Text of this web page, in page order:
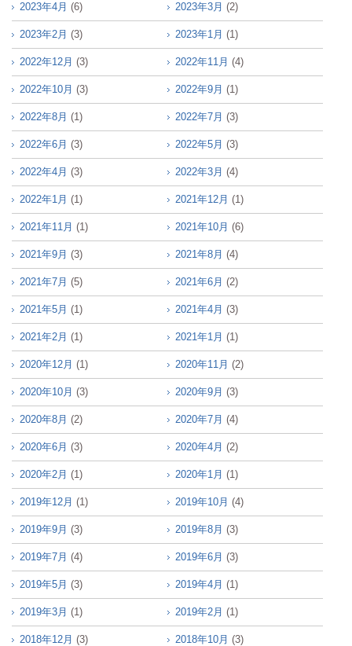
2023年4月 (6) 2023年3月 (2)
2023年2月 (3) 2023年1月 (1)
2022年12月 (3) 2022年11月 (4)
2022年10月 (3) 2022年9月 (1)
2022年8月 (1) 2022年7月 (3)
2022年6月 (3) 2022年5月 (3)
2022年4月 (3) 2022年3月 (4)
2022年1月 (1) 2021年12月 (1)
2021年11月 (1) 2021年10月 (6)
2021年9月 (3) 2021年8月 (4)
2021年7月 (5) 2021年6月 (2)
2021年5月 (1) 2021年4月 (3)
2021年2月 (1) 2021年1月 (1)
2020年12月 (1) 2020年11月 (2)
2020年10月 (3) 2020年9月 (3)
2020年8月 (2) 2020年7月 (4)
2020年6月 (3) 2020年4月 (2)
2020年2月 (1) 2020年1月 (1)
2019年12月 (1) 2019年10月 (4)
2019年9月 (3) 2019年8月 (3)
2019年7月 (4) 2019年6月 (3)
2019年5月 (3) 2019年4月 (1)
2019年3月 (1) 2019年2月 (1)
2018年12月 (3) 2018年10月 (3)